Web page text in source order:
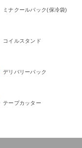
ミナクールパック(保冷袋)
コイルスタンド
デリバリーパック
テープカッター